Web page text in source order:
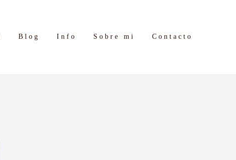
Blog Info Sobre mi Contacto